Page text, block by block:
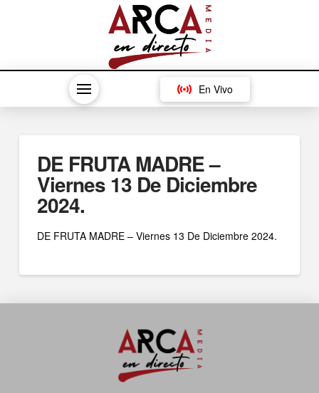
En Vivo
DE FRUTA MADRE –
Viernes 13 De Diciembre
2024.
DE FRUTA MADRE – Viernes 13 De Diciembre 2024.